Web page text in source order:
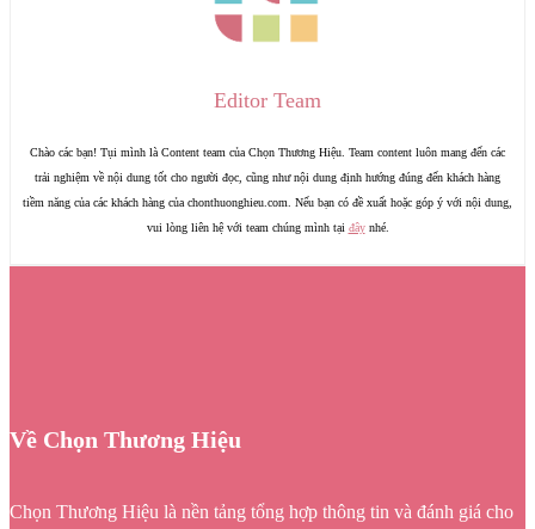
Editor Team
Chào các bạn! Tụi mình là Content team của Chọn Thương Hiệu. Team content luôn mang đến các
trải nghiệm về nội dung tốt cho người đọc, cũng như nội dung định hướng đúng đến khách hàng
tiềm năng của các khách hàng của chonthuonghieu.com. Nếu bạn có đề xuất hoặc góp ý với nội dung,
vui lòng liên hệ với team chúng mình tại đâynhé.
Về Chọn Thương Hiệu
Chọn Thương Hiệu là nền tảng tổng hợp thông tin và đánh giá cho